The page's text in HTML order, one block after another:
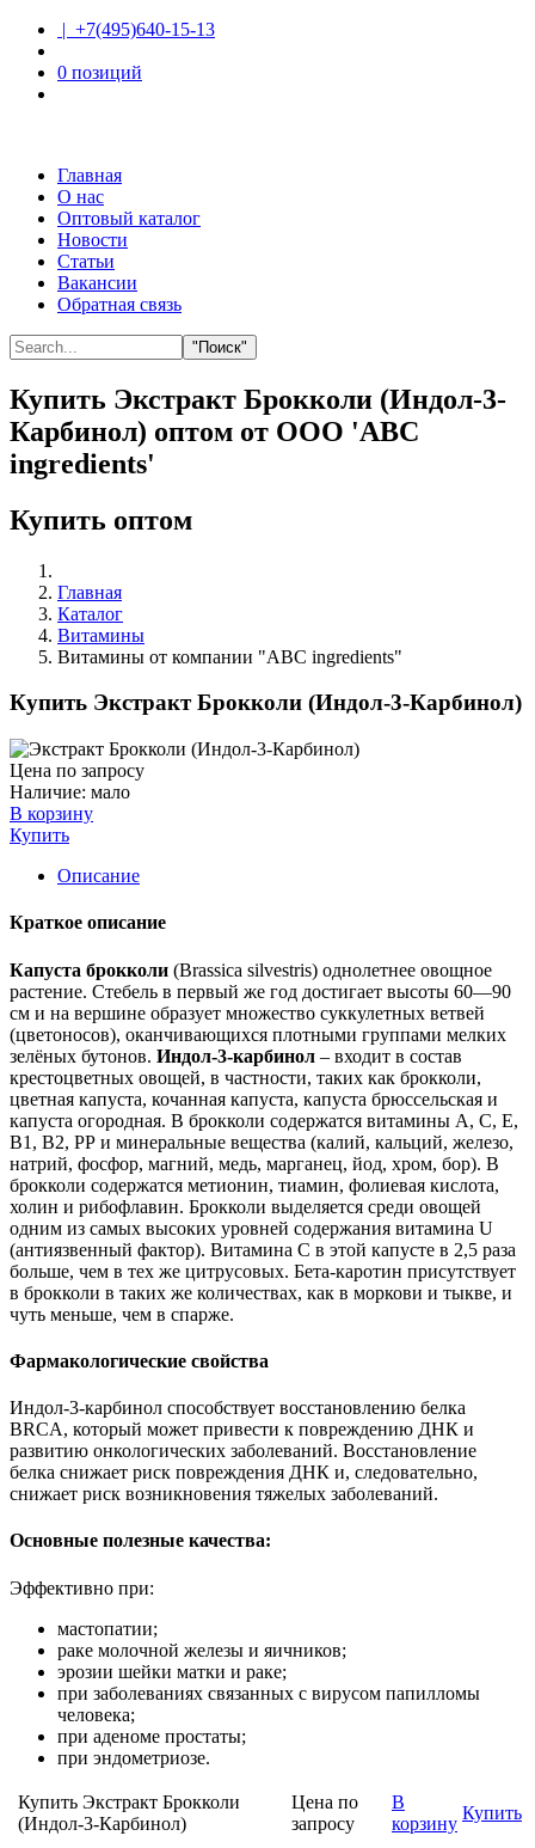
| +7(495)640-15-13
0 позиций
Главная
О нас
Оптовый каталог
Новости
Статьи
Вакансии
Обратная связь
"Поиск"
Купить Экстракт Брокколи (Индол-3-
Карбинол) оптом от ООО 'ABC
ingredients'
Купить оптом
Главная
Каталог
Витамины
Витамины от компании "ABC ingredients"
Купить Экстракт Брокколи (Индол-3-Карбинол)
Цена по запросу
Наличие: мало
В корзину
Купить
Описание
Краткое описание
Капуста брокколи (Brassica silvestris) однолетнее овощное
растение. Стебель в первый же год достигает высоты 60—90
см и на вершине образует множество суккулетных ветвей
(цветоносов), оканчивающихся плотными группами мелких
зелёных бутонов. Индол-3-карбинол – входит в состав
крестоцветных овощей, в частности, таких как брокколи,
цветная капуста, кочанная капуста, капуста брюссельская и
капуста огородная. В брокколи содержатся витамины А, С, Е,
В1, В2, РР и минеральные вещества (калий, кальций, железо,
натрий, фосфор, магний, медь, марганец, йод, хром, бор). В
брокколи содержатся метионин, тиамин, фолиевая кислота,
холин и рибофлавин. Брокколи выделяется среди овощей
одним из самых высоких уровней содержания витамина U
(антиязвенный фактор). Витамина C в этой капусте в 2,5 раза
больше, чем в тех же цитрусовых. Бета-каротин присутствует
в брокколи в таких же количествах, как в моркови и тыкве, и
чуть меньше, чем в спарже.
Фармакологические свойства
Индол-3-карбинол способствует восстановлению белка
BRCA, который может привести к повреждению ДНК и
развитию онкологических заболеваний. Восстановление
белка снижает риск повреждения ДНК и, следовательно,
снижает риск возникновения тяжелых заболеваний.
Основные полезные качества:
Эффективно при:
мастопатии;
раке молочной железы и яичников;
эрозии шейки матки и раке;
при заболеваниях связанных с вирусом папилломы
человека;
при аденоме простаты;
при эндометриозе.
Купить Экстракт Брокколи
(Индол-3-Карбинол)
Цена по
запросу
В
корзину
Купить